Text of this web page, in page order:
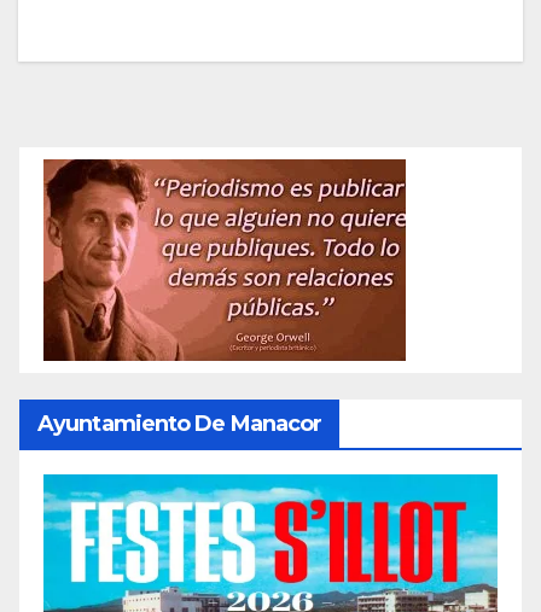
Ayuntamiento De Manacor